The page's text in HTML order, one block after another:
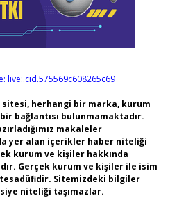
live:.cid.575569c608265c69
herhangi bir marka, kurum
bağlantısı bulunmamaktadır.
makaleler
yer alan içerikler haber niteliği
kurum ve kişiler hakkında
Gerçek kurum ve kişiler ile isim
Sitemizdeki bilgiler
niteliği taşımazlar.